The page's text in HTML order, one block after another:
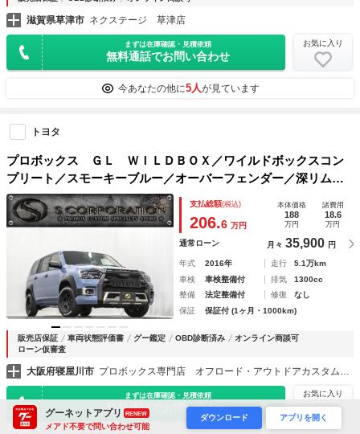
滋賀県草津市 ネクステージ 草津店
まずは在庫確認・見積依頼
無料通話でお問い合わせ
お気に入り
今あなたの他に5人が見ています
トヨタ
プロボックス ＧＬ ＷＩＬＤＢＯＸ／ワイルドボックスコン
プリート／スモーキーブルー／オーバーフェンダー／深リムワ
イドホイール／カスタムヘッドライト／リフトアップ／ＥＴＣ
搭載／ブラウンシートカバー／アウトドアカスタム
支払総額(税込)
206.6 万円
本体価格
188
万円
諸費用
18.6
万円
通常ローン 月々 35,900 円
年式 2016年 走行
5.1万km
車検
車検整備付 排気
1300cc
整備
法定整備付 修復
なし
保証
保証付 (1ヶ月・1000km)
販売店保証 車両状態評価書 グー鑑定 OBD診断済み
オンライン商談可
ローン仮審査
大阪府寝屋川市
まずは在庫確認・見積依頼
無料通話でお問い合わせ
お気に入り
グーネットアプリ RENEW
メアド不要で問い合わせ可能
ダウンロード アプリを開く